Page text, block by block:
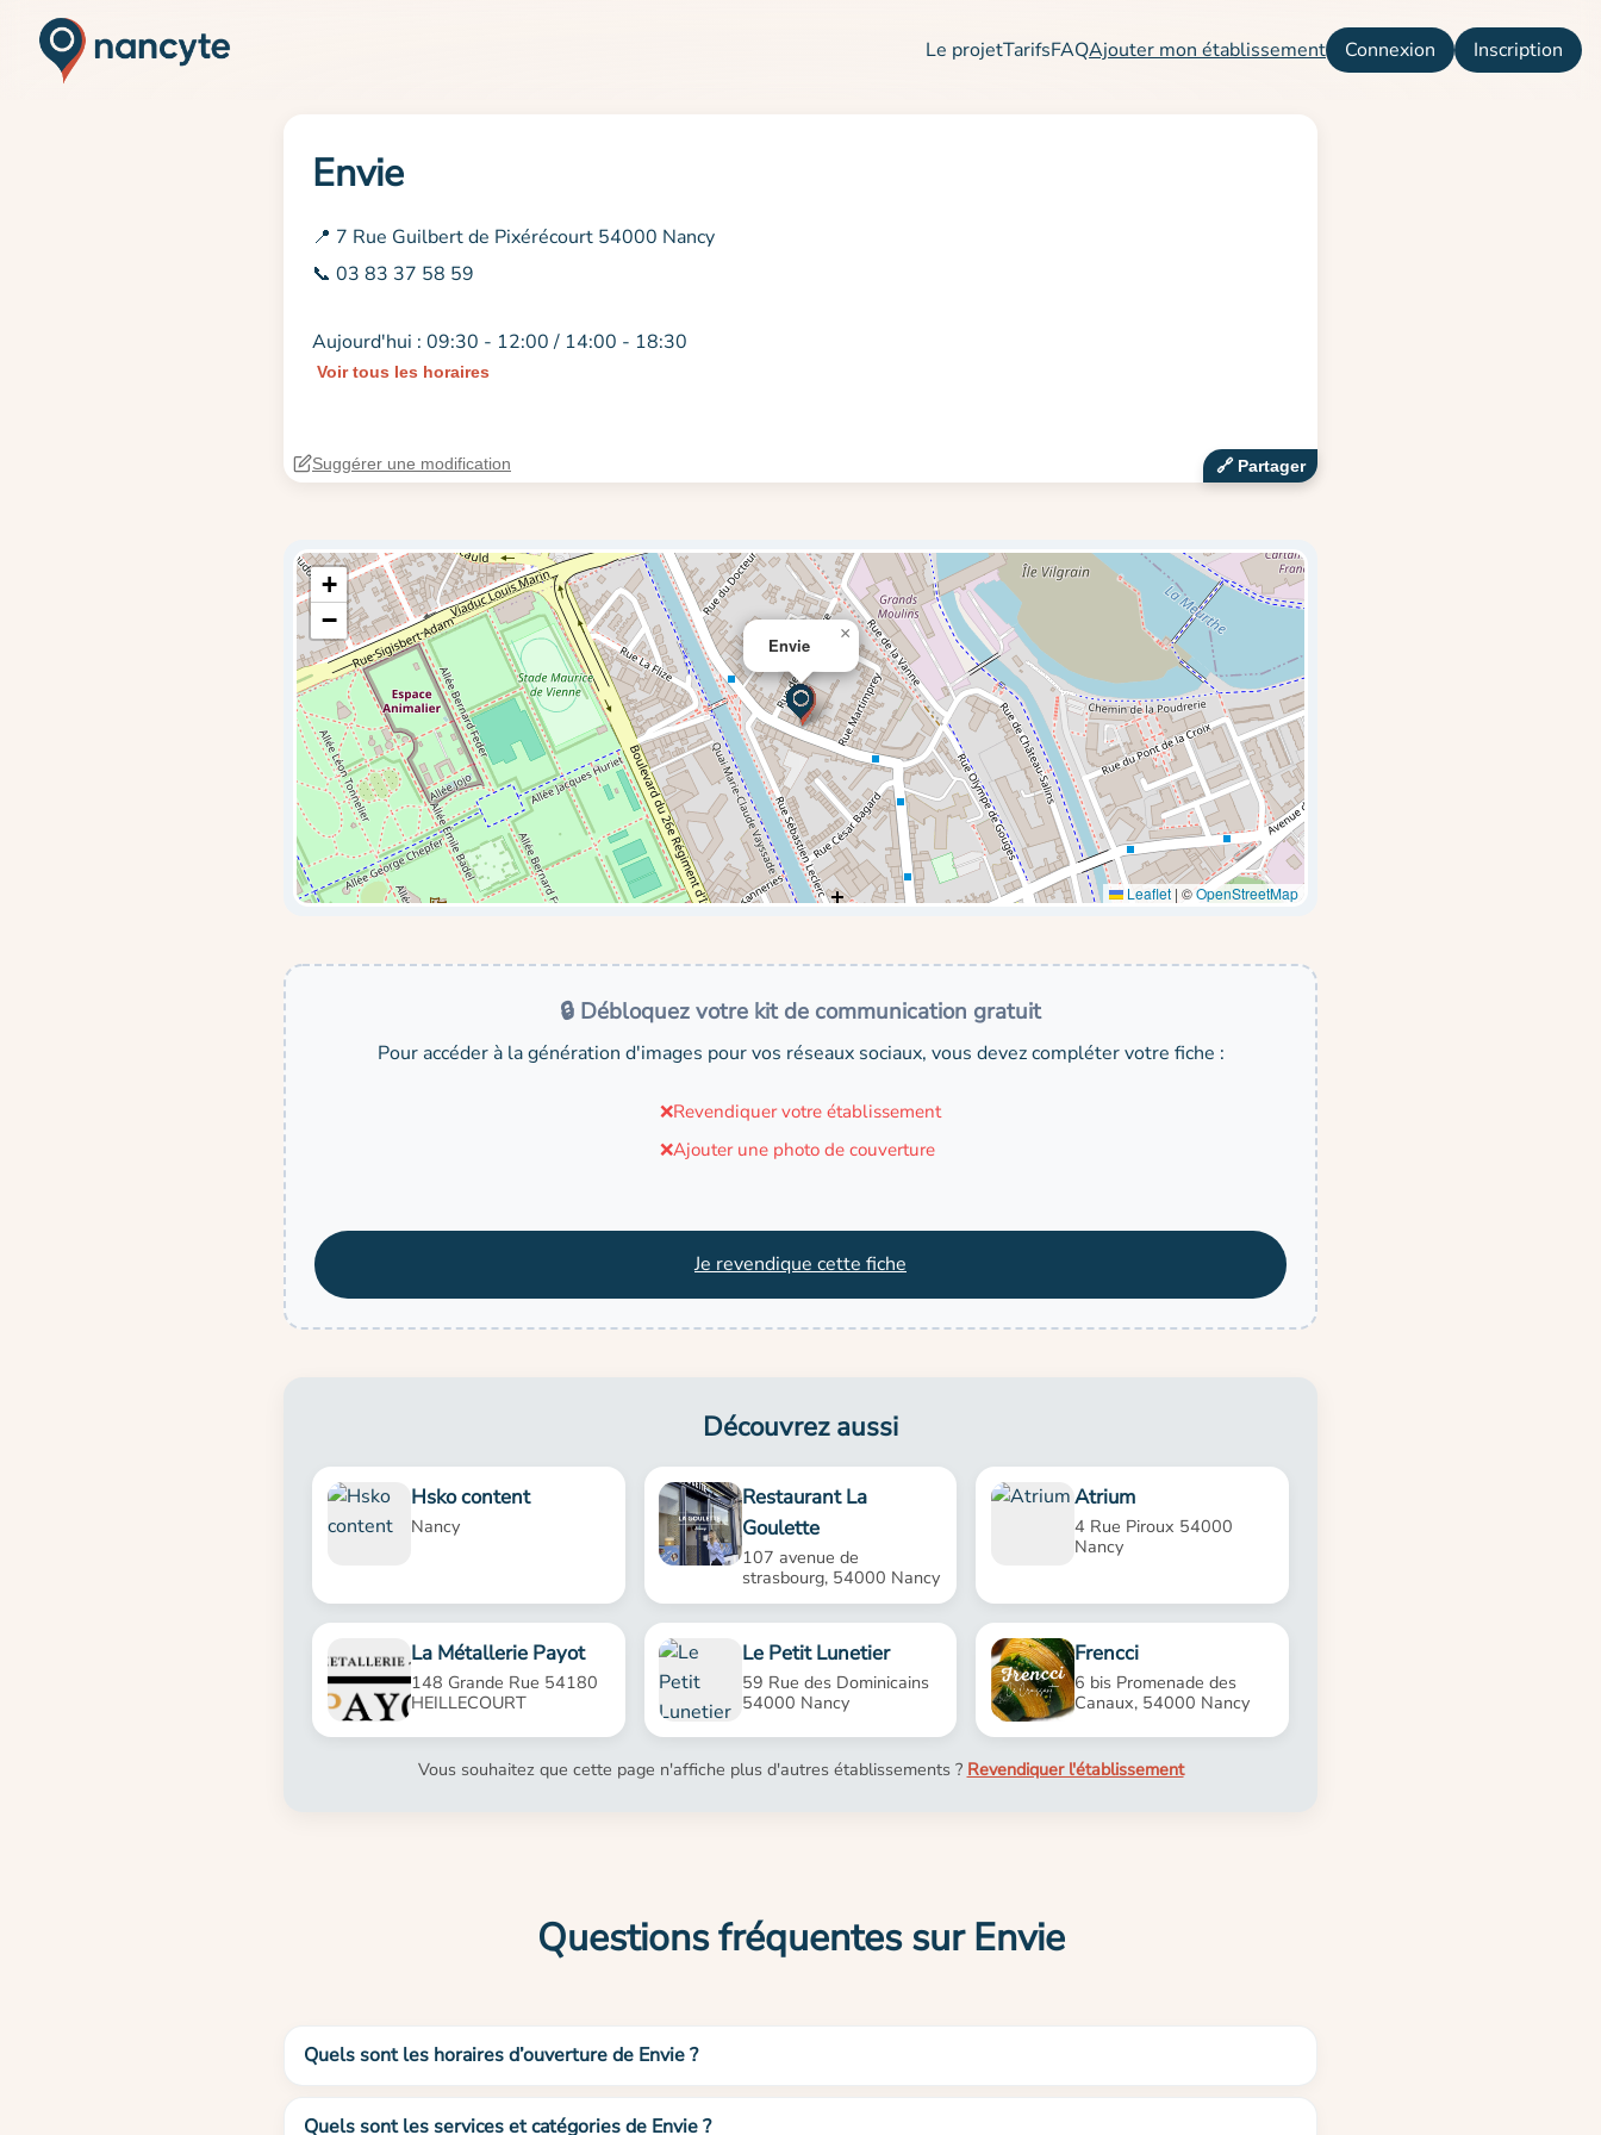
Le projetTarifsFAQAjouter mon établissement Connexion Inscription
Envie
📍 7 Rue Guilbert de Pixérécourt 54000 Nancy
📞 03 83 37 58 59
Aujourd'hui : 09:30 - 12:00 / 14:00 - 18:30
Voir tous les horaires
🔗‍️ Partager
Suggérer une modification
Envie
×
+
−
Leaflet | ©OpenStreetMap
🔒 Débloquez votre kit de communication gratuit
Pour accéder à la génération d'images pour vos réseaux sociaux, vous devez compléter votre fiche :
❌Revendiquer votre établissement
❌Ajouter une photo de couverture
Je revendique cette fiche
Découvrez aussi
Hsko content
Nancy
Restaurant La
Goulette
107 avenue de
strasbourg, 54000 Nancy
Atrium
4 Rue Piroux 54000
Nancy
La Métallerie Payot
148 Grande Rue 54180
HEILLECOURT
Le Petit Lunetier
59 Rue des Dominicains
54000 Nancy
Frencci
6 bis Promenade des
Canaux, 54000 Nancy
Vous souhaitez que cette page n'affiche plus d'autres établissements ? Revendiquer l'établissement
Questions fréquentes sur Envie
Quels sont les horaires d’ouverture de Envie ?
Quels sont les services et catégories de Envie ?